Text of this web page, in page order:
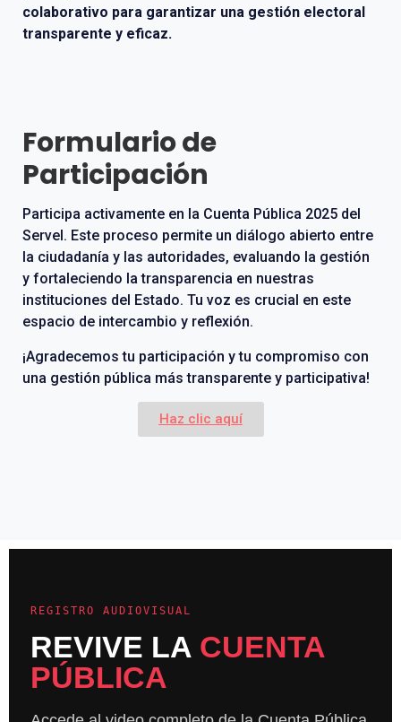
colaborativo para garantizar una gestión electoral
transparente y eficaz.
Formulario de
Participación
Participa activamente en la Cuenta Pública 2025 del
Servel. Este proceso permite un diálogo abierto entre
la ciudadanía y las autoridades, evaluando la gestión
y fortaleciendo la transparencia en nuestras
instituciones del Estado. Tu voz es crucial en este
espacio de intercambio y reflexión.
¡Agradecemos tu participación y tu compromiso con
una gestión pública más transparente y participativa!
Haz clic aquí
REGISTRO AUDIOVISUAL
REVIVE LA CUENTA
PÚBLICA